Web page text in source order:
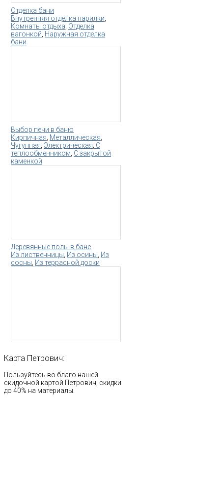
Отделка бани
Внутренняя отделка парилки,
Комнаты отдыха, Отделка
вагонкой, Наружная отделка
бани
Выбор печи в баню
Кирпичная, Металлическая,
Чугунная, Электрическая, С
теплообменником, С закрытой
каменкой
Деревянные полы в бане
Из лиственницы, Из осины, Из
сосны, Из террасной доски
Карта Петрович:
Пользуйтесь во благо нашей
скидочной картой Петрович, скидки
до 40% на материалы.